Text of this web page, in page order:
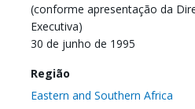
(conforme apresentação da
Executiva)
30 de junho de 1995
Região
Eastern and Southern Africa